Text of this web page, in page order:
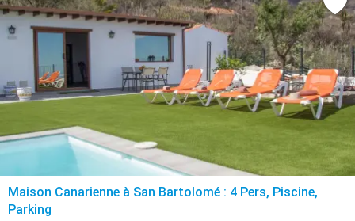
Maison Canarienne à San Bartolomé : 4 Pers, Piscine,
Parking